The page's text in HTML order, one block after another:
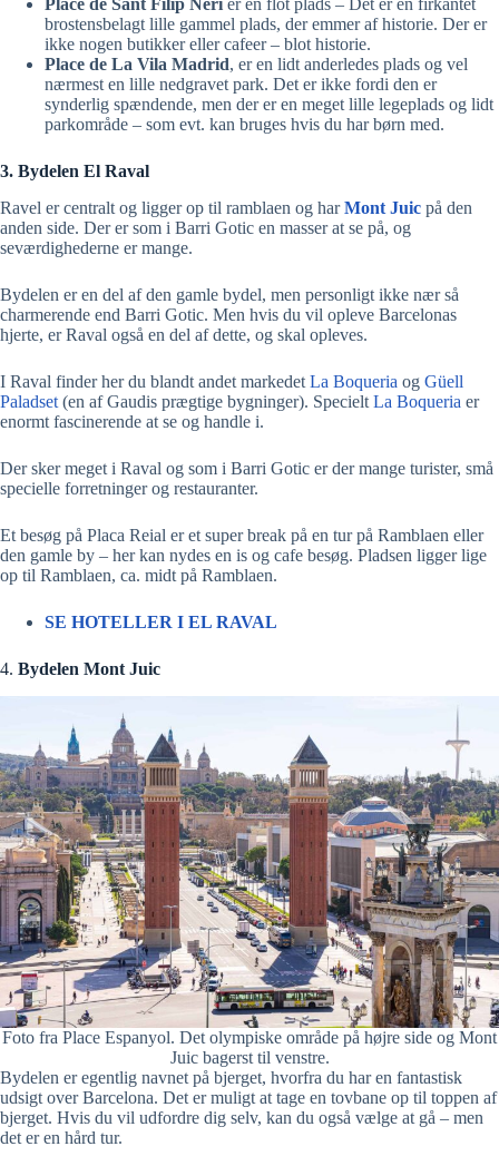
Place de Sant Filip Neri er en flot plads – Det er en firkantet
brostensbelagt lille gammel plads, der emmer af historie. Der er
ikke nogen butikker eller cafeer – blot historie.
Place de La Vila Madrid, er en lidt anderledes plads og vel
nærmest en lille nedgravet park. Det er ikke fordi den er
synderlig spændende, men der er en meget lille legeplads og lidt
parkområde – som evt. kan bruges hvis du har børn med.
3. Bydelen El Raval
Ravel er centralt og ligger op til ramblaen og harMont Juic på den
anden side. Der er som i Barri Gotic en masser at se på, og
seværdighederne er mange.
Bydelen er en del af den gamle bydel, men personligt ikke nær så
charmerende end Barri Gotic. Men hvis du vil opleve Barcelonas
hjerte, er Raval også en del af dette, og skal opleves.
I Raval finder her du blandt andet markedet La Boqueria og Güell
Paladset (en af Gaudis prægtige bygninger). Specielt La Boqueria er
enormt fascinerende at se og handle i.
Der sker meget i Raval og som i Barri Gotic er der mange turister, små
specielle forretninger og restauranter.
Et besøg på Placa Reial er et super break på en tur på Ramblaen eller
den gamle by – her kan nydes en is og cafe besøg. Pladsen ligger lige
op til Ramblaen, ca. midt på Ramblaen.
SE HOTELLER I EL RAVAL
4. Bydelen Mont Juic
Foto fra Place Espanyol. Det olympiske område på højre side og Mont
Juic bagerst til venstre.
Bydelen er egentlig navnet på bjerget, hvorfra du har en fantastisk
udsigt over Barcelona. Det er muligt at tage en tovbane op til toppen af
bjerget. Hvis du vil udfordre dig selv, kan du også vælge at gå – men
det er en hård tur.